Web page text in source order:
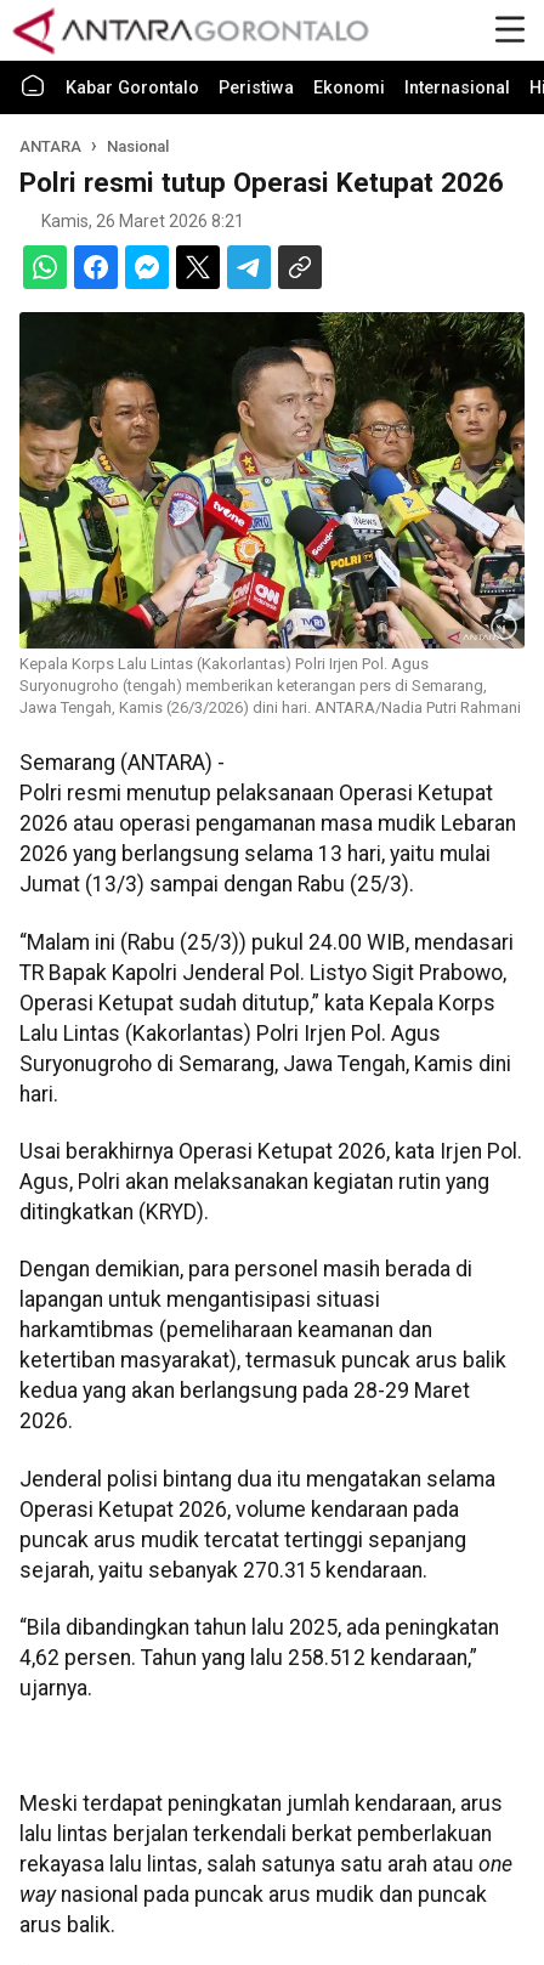
Kabar Gorontalo Peristiwa Ekonomi Internasional
ANTARA Nasional
Polri resmi tutup Operasi Ketupat 2026
Kamis, 26 Maret 2026 8:21
Kepala Korps Lalu Lintas (Kakorlantas) Polri Irjen Pol. Agus
Suryonugroho (tengah) memberikan keterangan pers di Semarang,
Jawa Tengah, Kamis (26/3/2026) dini hari. ANTARA/Nadia Putri Rahmani
Semarang (ANTARA) -
Polri resmi menutup pelaksanaan Operasi Ketupat
2026 atau operasi pengamanan masa mudik Lebaran
2026 yang berlangsung selama 13 hari, yaitu mulai
Jumat (13/3) sampai dengan Rabu (25/3).
“Malam ini (Rabu (25/3)) pukul 24.00 WIB, mendasari
TR Bapak Kapolri Jenderal Pol. Listyo Sigit Prabowo,
Operasi Ketupat sudah ditutup,” kata Kepala Korps
Lalu Lintas (Kakorlantas) Polri Irjen Pol. Agus
Suryonugroho di Semarang, Jawa Tengah, Kamis dini
hari.
Usai berakhirnya Operasi Ketupat 2026, kata Irjen Pol.
Agus, Polri akan melaksanakan kegiatan rutin yang
ditingkatkan (KRYD).
Dengan demikian, para personel masih berada di
lapangan untuk mengantisipasi situasi
harkamtibmas (pemeliharaan keamanan dan
ketertiban masyarakat), termasuk puncak arus balik
kedua yang akan berlangsung pada 28-29 Maret
2026.
Jenderal polisi bintang dua itu mengatakan selama
Operasi Ketupat 2026, volume kendaraan pada
puncak arus mudik tercatat tertinggi sepanjang
sejarah, yaitu sebanyak 270.315 kendaraan.
“Bila dibandingkan tahun lalu 2025, ada peningkatan
4,62 persen. Tahun yang lalu 258.512 kendaraan,”
ujarnya.
Meski terdapat peningkatan jumlah kendaraan, arus
lalu lintas berjalan terkendali berkat pemberlakuan
rekayasa lalu lintas, salah satunya satu arah atau one
waynasional pada puncak arus mudik dan puncak
arus balik.